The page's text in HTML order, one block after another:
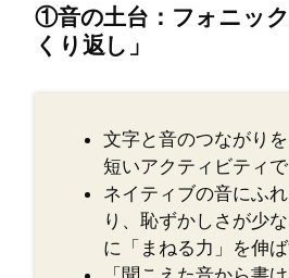
①音の土台：フォニック
くり返し」
文字と音のつながりを
短いアクティビティ
ネイティブの音にふ
り、恥ずかしさが少
に「まねる力」を伸